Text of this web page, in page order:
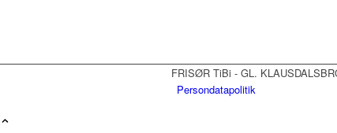
FRISØR TiBi - GL.
Persondatapolitik